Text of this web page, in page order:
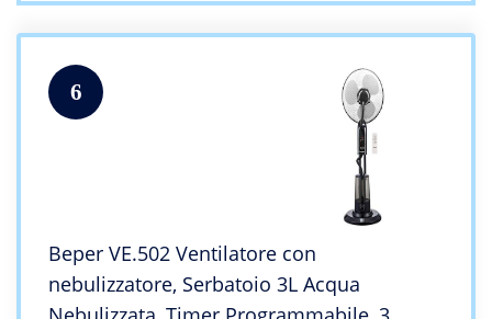
6
Beper VE.502 Ventilatore con
nebulizzatore, Serbatoio 3L Acqua